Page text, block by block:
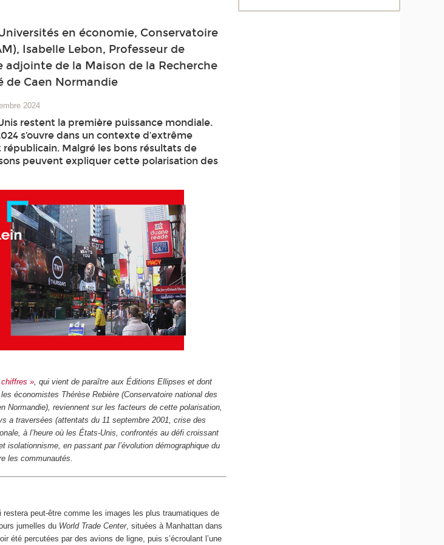
en économie, Conservatoire
Isabelle Lebon, Professeur de
adjointe de la Maison de la Recherche
de Caen Normandie
2024
restent la première puissance mondiale.
s’ouvre dans un contexte d’extrême
Malgré les bons résultats de
peuvent expliquer cette polarisation des
» , qui vient de paraître aux Éditions Ellipses et dont
économistes Thérèse Rebière (Conservatoire national des
Normandie), reviennent sur les facteurs de cette polarisation,
a traversées (attentats du 11 septembre 2001, crise des
à l’heure où les États-Unis, confrontés au défi croissant
isolationnisme, en passant par l’évolution démographique du
les communautés.
peut-être comme les images les plus traumatiques de
jumelles du World Trade Center, situées à Manhattan dans
été percutées par des avions de ligne, puis s’écroulant l’une